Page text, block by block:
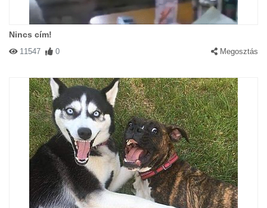
Nincs cím!
11547 0 Megosztás